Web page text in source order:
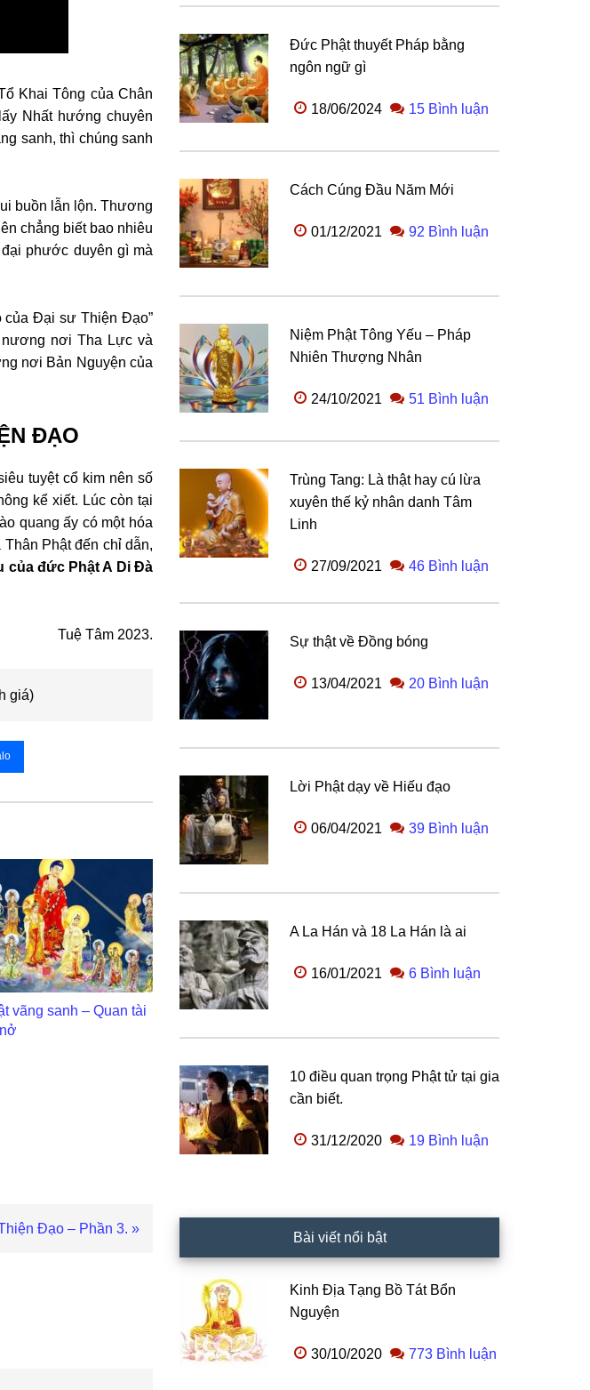
Khai Tông của Chân
Nhất hướng chuyên
sanh, thì chúng sanh
buồn lẫn lộn. Thương
chẳng biết bao nhiêu
phước duyên gì mà
của Đại sư Thiện Đạo”
nơi Tha Lực và
nơi Bản Nguyện của
ĐẠO
tuyệt cổ kim nên số
kể xiết. Lúc còn tại
quang ấy có một hóa
Phật đến chỉ dẫn,
của đức Phật A Di Đà
Tuệ Tâm 2023.
giá)
vãng sanh – Quan tài
Đạo – Phần 3. »
Đức Phật thuyết Pháp bằng
ngôn ngữ gì
18/06/2024 15 Bình luận
Cách Cúng Đầu Năm Mới
01/12/2021 92 Bình luận
Niệm Phật Tông Yếu – Pháp
Nhiên Thượng Nhân
24/10/2021 51 Bình luận
Trùng Tang: Là thật hay cú lừa
xuyên thế kỷ nhân danh Tâm
Linh
27/09/2021 46 Bình luận
Sự thật về Đồng bóng
13/04/2021 20 Bình luận
Lời Phật dạy về Hiếu đạo
06/04/2021 39 Bình luận
A La Hán và 18 La Hán là ai
16/01/2021 6 Bình luận
10 điều quan trọng Phật tử tại gia
cần biết.
31/12/2020 19 Bình luận
Bài viết nổi bật
Kinh Địa Tạng Bồ Tát Bổn
Nguyện
30/10/2020 773 Bình luận